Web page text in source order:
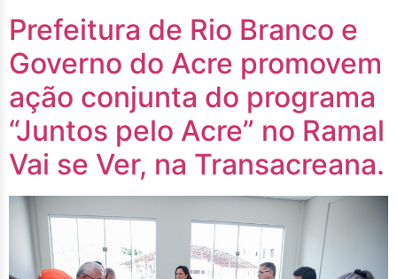
Prefeitura de Rio Branco e
Governo do Acre promovem
ação conjunta do programa
“Juntos pelo Acre” no Ramal
Vai se Ver, na Transacreana.